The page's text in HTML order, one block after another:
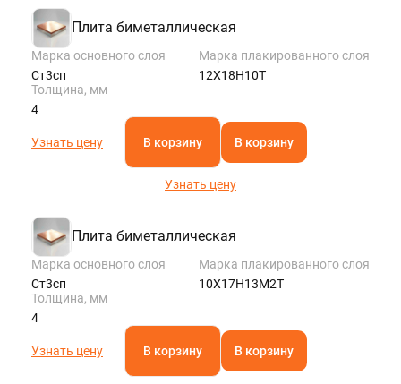
Плита биметаллическая
Марка основного слоя
Ст3сп
Марка плакированного слоя
12Х18Н10Т
Толщина, мм
4
Узнать цену В корзину В корзину
Узнать цену
Плита биметаллическая
Марка основного слоя
Ст3сп
Марка плакированного слоя
10Х17Н13М2Т
Толщина, мм
4
Узнать цену В корзину В корзину